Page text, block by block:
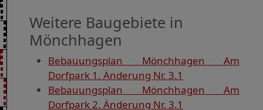
Weitere Baugebiete in
Mönchhagen
Bebauungsplan Mönchhagen Am
Dorfpark 1. Änderung Nr. 3.1
Bebauungsplan Mönchhagen Am
Dorfpark 2. Änderung Nr. 3.1